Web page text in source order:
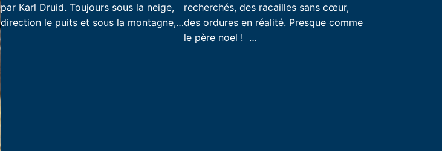
par Karl Druid. Toujours sous la neige,
direction le puits et sous la montagne,…
recherchés, des racailles sans cœur,
des ordures en réalité. Presque comme
le père noel ! …